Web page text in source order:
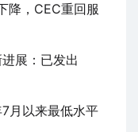
降，CEC重回服
展：已发出
月以来最低水平